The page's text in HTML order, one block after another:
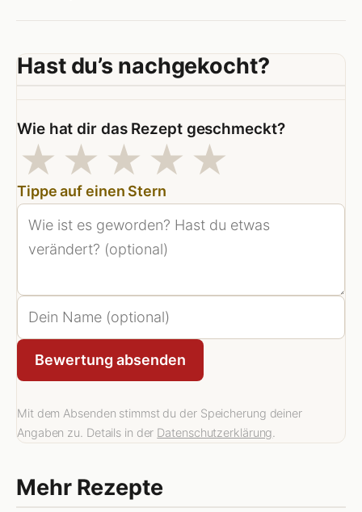
Hast du’s nachgekocht?
Wie hat dir das Rezept geschmeckt?
★
★ 4 Sterne
★ 3 Sterne
★ 2 Sterne
★ 1 Sterne
Tippe auf einen Stern
Bewertung absenden
Mit dem Absenden stimmst du der Speicherung deiner
Angaben zu. Details in der Datenschutzerklärung
Mehr Rezepte